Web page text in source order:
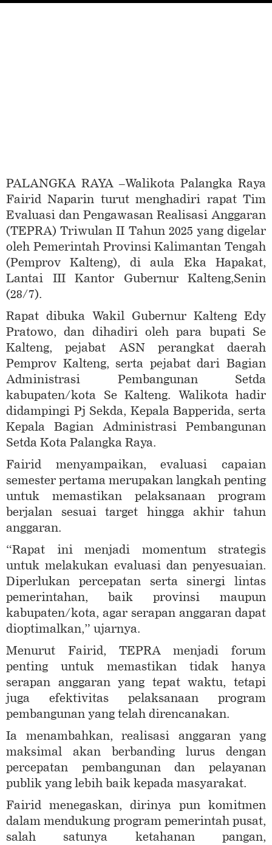
PALANGKA RAYA –Walikota Palangka Raya
Fairid Naparin turut menghadiri rapat Tim
Evaluasi dan Pengawasan Realisasi Anggaran
(TEPRA) Triwulan II Tahun 2025 yang digelar
oleh Pemerintah Provinsi Kalimantan Tengah
(Pemprov Kalteng), di aula Eka Hapakat,
Lantai III Kantor Gubernur Kalteng,Senin
(28/7).
Rapat dibuka Wakil Gubernur Kalteng Edy
Pratowo, dan dihadiri oleh para bupati Se
Kalteng, pejabat ASN perangkat daerah
Pemprov Kalteng, serta pejabat dari Bagian
Administrasi Pembangunan Setda
kabupaten/kota Se Kalteng. Walikota hadir
didampingi Pj Sekda, Kepala Bapperida, serta
Kepala Bagian Administrasi Pembangunan
Setda Kota Palangka Raya.
Fairid menyampaikan, evaluasi capaian
semester pertama merupakan langkah penting
untuk memastikan pelaksanaan program
berjalan sesuai target hingga akhir tahun
anggaran.
“Rapat ini menjadi momentum strategis
untuk melakukan evaluasi dan penyesuaian.
Diperlukan percepatan serta sinergi lintas
pemerintahan, baik provinsi maupun
kabupaten/kota, agar serapan anggaran dapat
dioptimalkan,” ujarnya.
Menurut Fairid, TEPRA menjadi forum
penting untuk memastikan tidak hanya
serapan anggaran yang tepat waktu, tetapi
juga efektivitas pelaksanaan program
pembangunan yang telah direncanakan.
Ia menambahkan, realisasi anggaran yang
maksimal akan berbanding lurus dengan
percepatan pembangunan dan pelayanan
publik yang lebih baik kepada masyarakat.
Fairid menegaskan, dirinya pun komitmen
dalam mendukung program pemerintah pusat,
salah satunya ketahanan pangan,